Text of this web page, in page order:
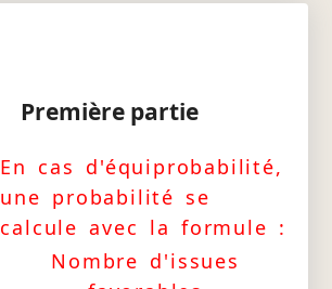
Première partie
En cas d'équiprobabilité,
une probabilité se
calcule avec la formule :
Nombre d'issues